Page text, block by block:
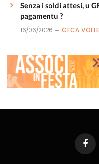
Senza i soldi attesi, u
pagamentu ?
16/06/2026 GFCA